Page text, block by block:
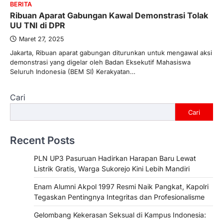
BERITA
Ribuan Aparat Gabungan Kawal Demonstrasi Tolak
UU TNI di DPR
Maret 27, 2025
Jakarta, Ribuan aparat gabungan diturunkan untuk mengawal aksi
demonstrasi yang digelar oleh Badan Eksekutif Mahasiswa
Seluruh Indonesia (BEM SI) Kerakyatan…
Cari
Cari
Recent Posts
PLN UP3 Pasuruan Hadirkan Harapan Baru Lewat
Listrik Gratis, Warga Sukorejo Kini Lebih Mandiri
Enam Alumni Akpol 1997 Resmi Naik Pangkat, Kapolri
Tegaskan Pentingnya Integritas dan Profesionalisme
Gelombang Kekerasan Seksual di Kampus Indonesia: